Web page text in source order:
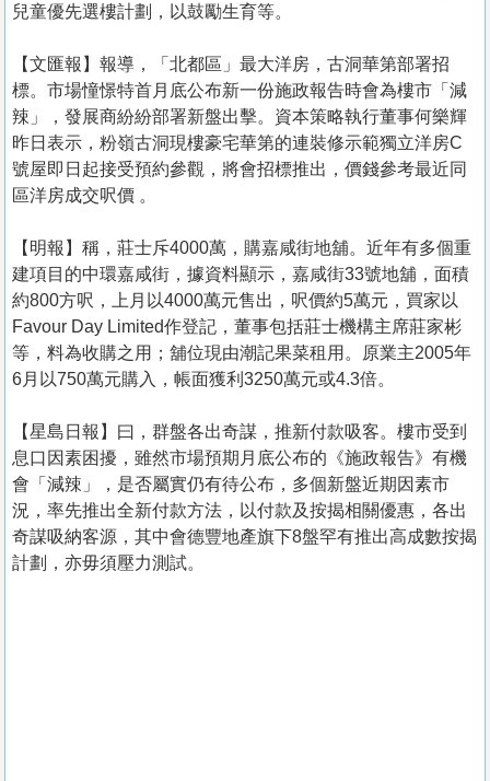
兒童優先選樓計劃，以鼓勵生育等。
【文匯報】報導，「北都區」最大洋房，古洞華第部署招
標。市場憧憬特首月底公布新一份施政報告時會為樓市「減
辣」，發展商紛紛部署新盤出擊。資本策略執行董事何樂輝
昨日表示，粉嶺古洞現樓豪宅華第的連裝修示範獨立洋房C
號屋即日起接受預約參觀，將會招標推出，價錢參考最近同
區洋房成交呎價 。
【明報】稱，莊士斥4000萬，購嘉咸街地舖。近年有多個重
建項目的中環嘉咸街，據資料顯示，嘉咸街33號地舖，面積
約800方呎，上月以4000萬元售出，呎價約5萬元，買家以
Favour Day Limited作登記，董事包括莊士機構主席莊家彬
等，料為收購之用；舖位現由潮記果菜租用。原業主2005年
6月以750萬元購入，帳面獲利3250萬元或4.3倍。
【星島日報】曰，群盤各出奇謀，推新付款吸客。樓市受到
息口因素困擾，雖然市場預期月底公布的《施政報告》有機
會「減辣」，是否屬實仍有待公布，多個新盤近期因素市
況，率先推出全新付款方法，以付款及按揭相關優惠，各出
奇謀吸納客源，其中會德豐地產旗下8盤罕有推出高成數按揭
計劃，亦毋須壓力測試。